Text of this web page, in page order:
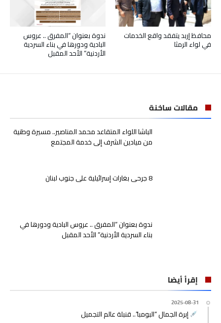
ندوة بعنوان “المفرق .. عروس
البادية ودورها في بناء السردية
الأردنية” الأحد المقبل
محافظ إربد يتفقد واقع الخدمات
في لواء الرمثا
مقالات ساخنة
الباشا اللواء المتقاعد محمد المناصير.. مسيرة وطنية
من ميادين الشرف إلى خدمة المجتمع
8 جرحى بغارات إسرائيلية على جنوب لبنان
ندوة بعنوان “المفرق .. عروس البادية ودورها في
بناء السردية الأردنية” الأحد المقبل
إقرأ أيضا
2025-08-31
إبرة الجمال “البومبا”.. قنبلة عالم التجميل